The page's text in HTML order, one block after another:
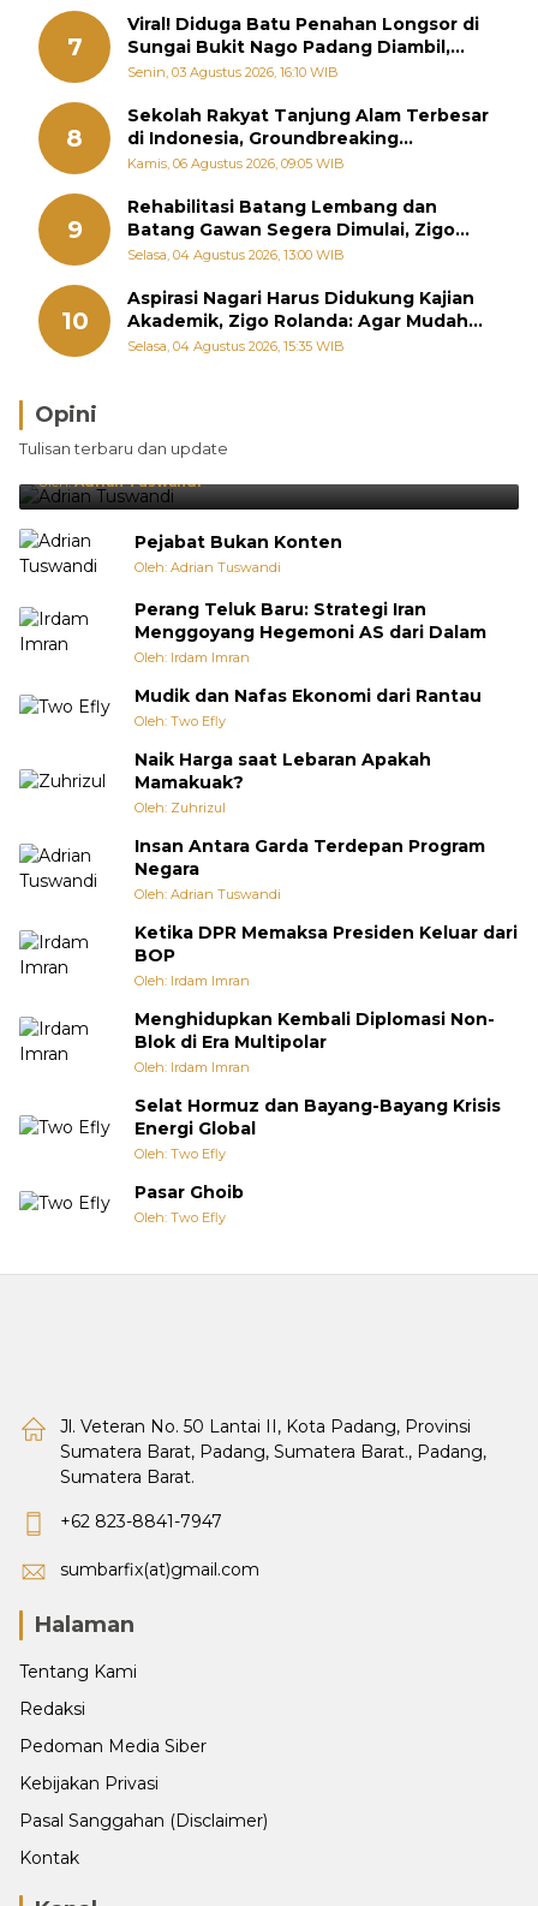
7
Viral! Diduga Batu Penahan Longsor di
Sungai Bukit Nago Padang Diambil,
Warga Khawatir Bencana Terulang
Senin, 03 Agustus 2026, 16:10 WIB
8
Sekolah Rakyat Tanjung Alam Terbesar
di Indonesia, Groundbreaking
September
Kamis, 06 Agustus 2026, 09:05 WIB
9
Rehabilitasi Batang Lembang dan
Batang Gawan Segera Dimulai, Zigo
Rolanda Pastikan Proyek Berjalan
Selasa, 04 Agustus 2026, 13:00 WIB
10
Aspirasi Nagari Harus Didukung Kajian
Akademik, Zigo Rolanda: Agar Mudah
Diperjuangkan di Kementerian
Selasa, 04 Agustus 2026, 15:35 WIB
Opini
Tulisan terbaru dan update
Brasil Lebih Diunggulkan, tetapi Jepang Selalu
Punya Cara Membuat Kejutan
Oleh:Adrian Tuswandi
Pejabat Bukan Konten
Oleh: Adrian Tuswandi
Perang Teluk Baru: Strategi Iran
Menggoyang Hegemoni AS dari Dalam
Oleh: Irdam Imran
Mudik dan Nafas Ekonomi dari Rantau
Oleh: Two Efly
Naik Harga saat Lebaran Apakah
Mamakuak?
Oleh: Zuhrizul
Insan Antara Garda Terdepan Program
Negara
Oleh: Adrian Tuswandi
Ketika DPR Memaksa Presiden Keluar dari
BOP
Oleh: Irdam Imran
Menghidupkan Kembali Diplomasi Non-
Blok di Era Multipolar
Oleh: Irdam Imran
Selat Hormuz dan Bayang-Bayang Krisis
Energi Global
Oleh: Two Efly
Pasar Ghoib
Oleh: Two Efly
Jl. Veteran No. 50 Lantai II, Kota Padang, Provinsi
Sumatera Barat, Padang, Sumatera Barat., Padang,
Sumatera Barat.
+62 823-8841-7947
sumbarfix(at)gmail.com
Halaman
Tentang Kami
Redaksi
Pedoman Media Siber
Kebijakan Privasi
Pasal Sanggahan (Disclaimer)
Kontak